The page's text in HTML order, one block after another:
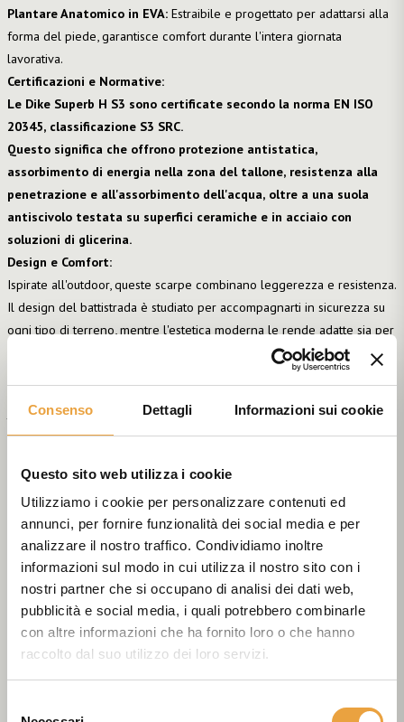
Consenso Dettagli Informazioni sui cookie
Questo sito web utilizza i cookie
Utilizziamo i cookie per personalizzare contenuti ed
annunci, per fornire funzionalità dei social media e per
analizzare il nostro traffico. Condividiamo inoltre
informazioni sul modo in cui utilizza il nostro sito con i
nostri partner che si occupano di analisi dei dati web,
pubblicità e social media, i quali potrebbero combinarle
con altre informazioni che ha fornito loro o che hanno
raccolto dal suo utilizzo dei loro servizi.
Plantare Anatomico in EVA: Estraibile e progettato per adattarsi alla
forma del piede, garantisce comfort durante l'intera giornata
lavorativa.
Certificazioni e Normative:
Le Dike Superb H S3 sono certificate secondo la norma EN ISO
20345, classificazione S3 SRC.
Questo significa che offrono protezione antistatica,
assorbimento di energia nella zona del tallone, resistenza alla
penetrazione e all'assorbimento dell'acqua, oltre a una suola
antiscivolo testata su superfici ceramiche e in acciaio con
soluzioni di glicerina.
Design e Comfort:
Ispirate all'outdoor, queste scarpe combinano leggerezza e resistenza.
Il design del battistrada è studiato per accompagnarti in sicurezza su
ogni tipo di terreno, mentre l'estetica moderna le rende adatte sia per
tecnologie all'avanguardia.
Comfort:Design ergonomico e materiali traspiranti per un comfort
Stile:
Investire nelle Dike Superb H S3 significa scegliere una calzatura
che unisce sicurezza, comfort e design, garantendo performance
eccellenti in ogni situazione lavorativa.